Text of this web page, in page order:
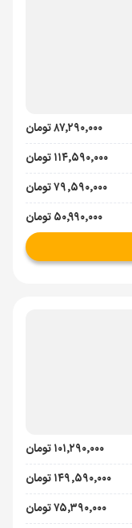
۸۷٬۲۹۰٬۰۰۰ تومان
۱۱۴٬۵۹۰٬۰۰۰ تومان
۷۹٬۵۹۰٬۰۰۰ تومان
۵۰٬۹۹۰٬۰۰۰ تومان
۱۰۱٬۲۹۰٬۰۰۰ تومان
۱۴۹٬۵۹۰٬۰۰۰ تومان
۷۵٬۳۹۰٬۰۰۰ تومان